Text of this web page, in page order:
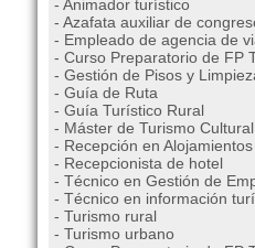
- Animador turístico
- Azafata auxiliar de
- Empleado de agencia de
- Curso Preparatorio de FP
- Gestión de Pisos y
- Guía de Ruta
- Guía Turístico Rural
- Máster de Turismo Cultural
- Recepción en Alojamientos
- Recepcionista de hotel
- Técnico en Gestión de
- Técnico en información
- Turismo rural
- Turismo urbano